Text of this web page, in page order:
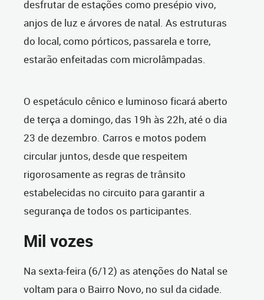
desfrutar de estações como presépio vivo,
anjos de luz e árvores de natal. As estruturas
do local, como pórticos, passarela e torre,
estarão enfeitadas com microlâmpadas.
O espetáculo cênico e luminoso ficará aberto
de terça a domingo, das 19h às 22h, até o dia
23 de dezembro. Carros e motos podem
circular juntos, desde que respeitem
rigorosamente as regras de trânsito
estabelecidas no circuito para garantir a
segurança de todos os participantes.
Mil vozes
Na sexta-feira (6/12) as atenções do Natal se
voltam para o Bairro Novo, no sul da cidade.